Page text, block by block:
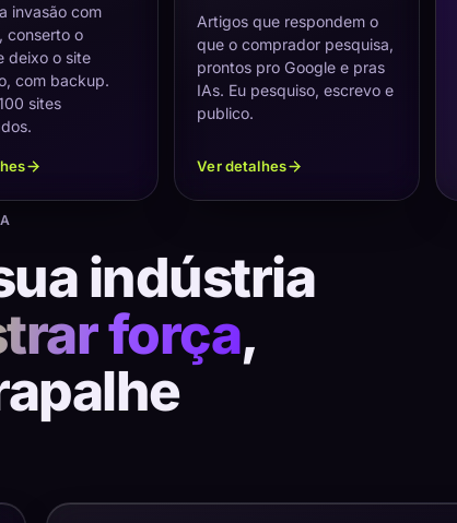
invasão com
conserto o
deixo o site
com backup.
sites
Artigos que respondem o
que o comprador pesquisa,
prontos pro Google e pras
IAs. Eu pesquiso, escrevo e
publico.
Ver detalhes
indústria
força,